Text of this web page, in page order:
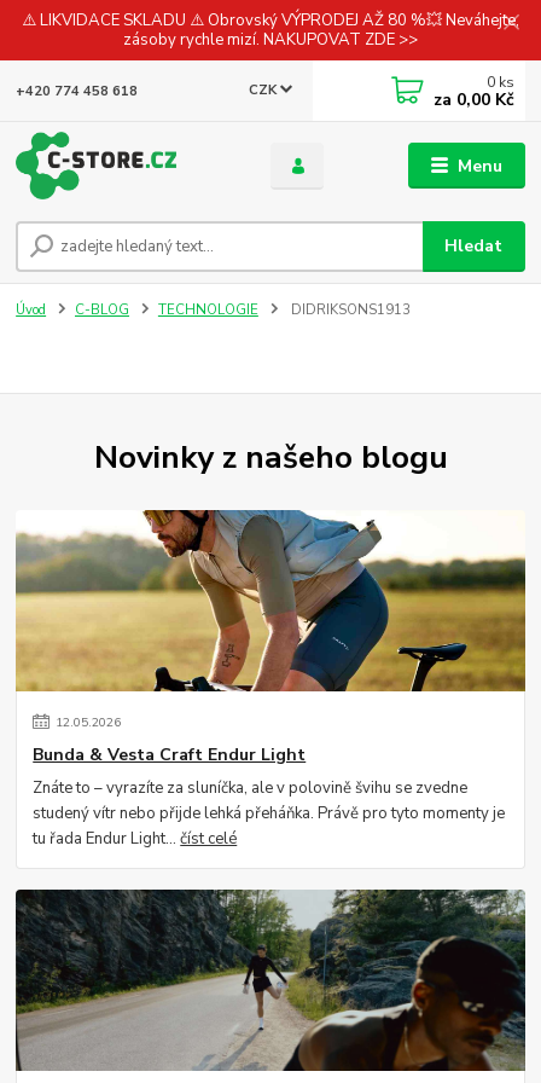
⚠️ LIKVIDACE SKLADU ⚠️ Obrovský VÝPRODEJ AŽ 80 %💥 Neváhejte,
zásoby rychle mizí. NAKUPOVAT ZDE >>
Menu
CZK
Hledat
+420 774 458 618 0 ks
za 0,00 Kč
Úvod C-BLOG TECHNOLOGIE DIDRIKSONS1913
Novinky z našeho blogu
12.05.2026
Bunda & Vesta Craft Endur Light
Znáte to – vyrazíte za sluníčka, ale v polovině švihu se zvedne
studený vítr nebo přijde lehká přeháňka. Právě pro tyto momenty je
tu řada Endur Light...číst celé